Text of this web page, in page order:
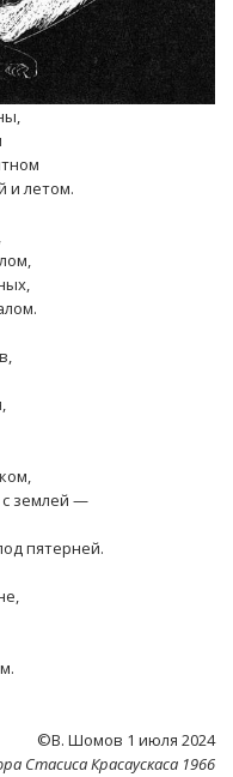
и летом.
с землей —
пятерней.
©В. Шомов 1 июля 2024
Стасиса Красаускаса 1966